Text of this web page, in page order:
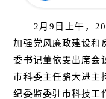
2月9日上午，
加强党风廉政建设和
委书记董依雯出席会
市科委主任骆大进主
纪委监委驻市科技工